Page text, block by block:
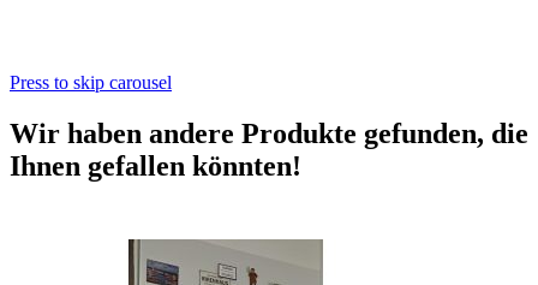
Press to skip carousel
Wir haben andere Produkte gefunden, die
Ihnen gefallen könnten!